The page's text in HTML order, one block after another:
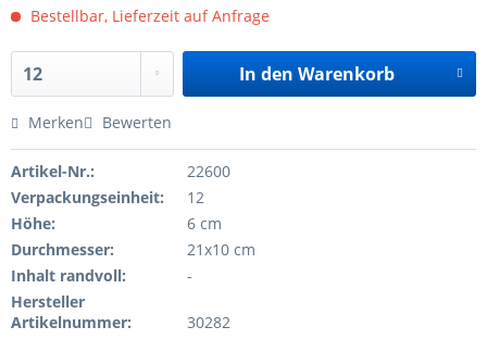
Bestellbar, Lieferzeit auf Anfrage
In den Warenkorb
Merken Bewerten
Artikel-Nr.:
22600
Verpackungseinheit:
12
Höhe:
6 cm
Durchmesser:
21x10 cm
Inhalt randvoll:
-
Hersteller
Artikelnummer:
30282